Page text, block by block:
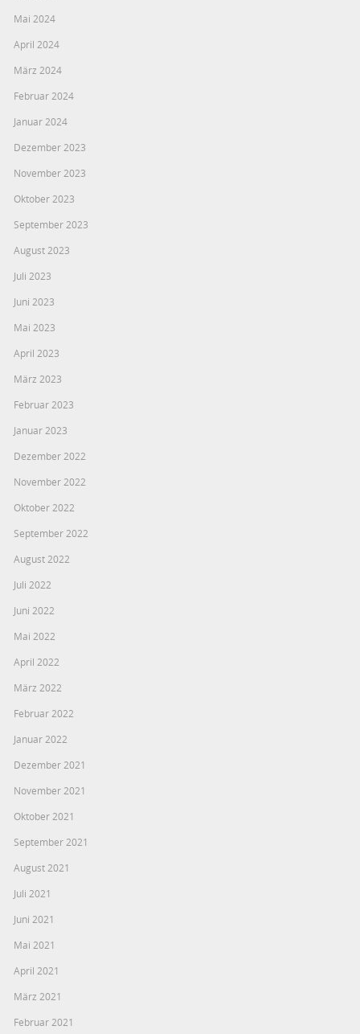
Mai 2024
April 2024
März 2024
Februar 2024
Januar 2024
Dezember 2023
November 2023
Oktober 2023
September 2023
August 2023
Juli 2023
Juni 2023
Mai 2023
April 2023
März 2023
Februar 2023
Januar 2023
Dezember 2022
November 2022
Oktober 2022
September 2022
August 2022
Juli 2022
Juni 2022
Mai 2022
April 2022
März 2022
Februar 2022
Januar 2022
Dezember 2021
November 2021
Oktober 2021
September 2021
August 2021
Juli 2021
Juni 2021
Mai 2021
April 2021
März 2021
Februar 2021